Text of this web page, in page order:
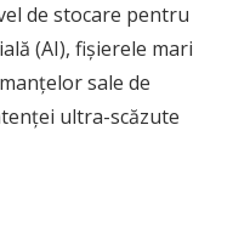
de stocare pentru
(AI), fișierele mari
sale de
ultra-scăzute